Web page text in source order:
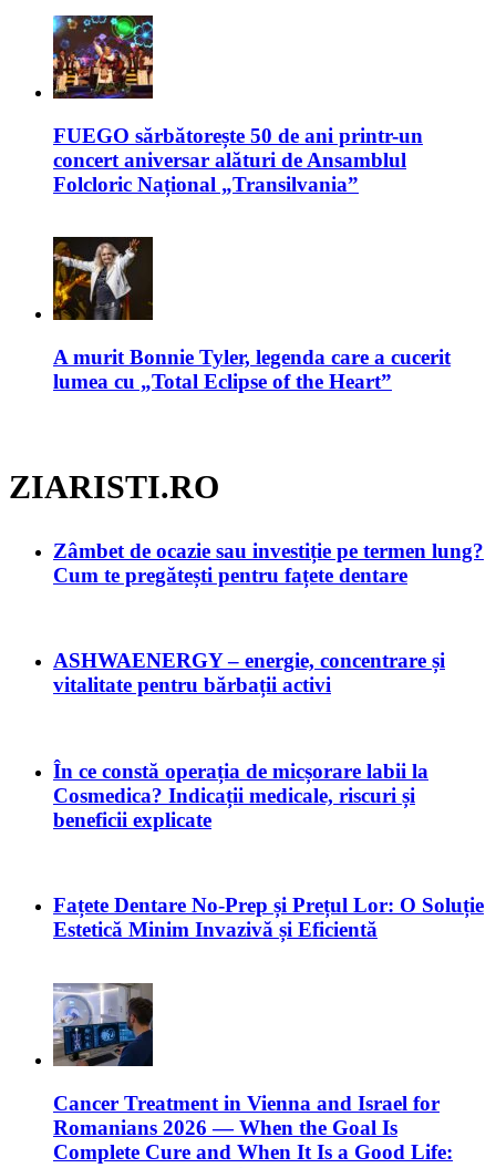
FUEGO sărbătorește 50 de ani printr-un
concert aniversar alături de Ansamblul
Folcloric Național „Transilvania”
A murit Bonnie Tyler, legenda care a cucerit
lumea cu „Total Eclipse of the Heart”
ZIARISTI.RO
Zâmbet de ocazie sau investiție pe termen lung?
Cum te pregătești pentru fațete dentare
ASHWAENERGY – energie, concentrare și
vitalitate pentru bărbații activi
În ce constă operația de micșorare labii la
Cosmedica? Indicații medicale, riscuri și
beneficii explicate
Fațete Dentare No-Prep și Prețul Lor: O Soluție
Estetică Minim Invazivă și Eficientă
Cancer Treatment in Vienna and Israel for
Romanians 2026 — When the Goal Is
Complete Cure and When It Is a Good Life: